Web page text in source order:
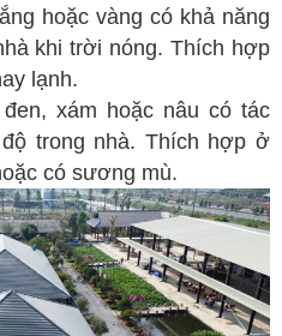
hoặc vàng có khả năng
khi trời nóng. Thích hợp
lạnh.
xám hoặc nâu có tác
trong nhà. Thích hợp ở
có sương mù.